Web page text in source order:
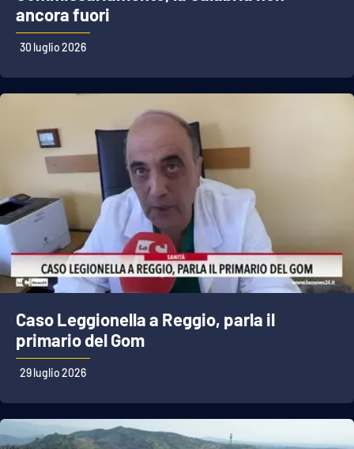
ancora fuori
30 luglio 2026
Caso Leggionella a Reggio, parla il
primario del Gom
29 luglio 2026